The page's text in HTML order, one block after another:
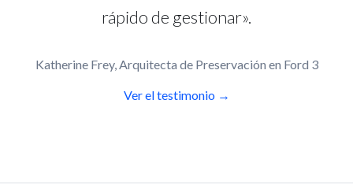
rápido de gestionar».
Katherine Frey, Arquitecta de Preservación en Ford 3
Ver el testimonio →